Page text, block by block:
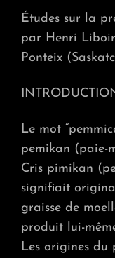
Études sur la
par Henri
Ponteix
Le mot
pemikan (paie-
Cris pimikan
signifiait
graisse de
produit lui-
Les origines du